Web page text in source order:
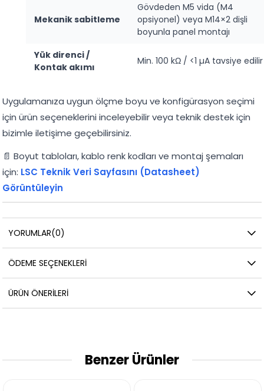
Mekanik sabitleme
Gövdeden M5 vida (M4
opsiyonel) veya M14×2 dişli
boyunla panel montajı
Yük direnci /
Kontak akımı
Min. 100 kΩ / <1 µA tavsiye edilir
Uygulamanıza uygun ölçme boyu ve konfigürasyon seçimi
için ürün seçeneklerini inceleyebilir veya teknik destek için
bizimle iletişime geçebilirsiniz.
📄 Boyut tabloları, kablo renk kodları ve montaj şemaları
için: LSC Teknik Veri Sayfasını (Datasheet)
Görüntüleyin
YORUMLAR(0)
ÖDEME SEÇENEKLERI
ÜRÜN ÖNERILERI
Benzer Ürünler